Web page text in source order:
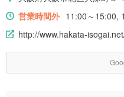
営業時間外 11:00～15:00,
http://www.hakata-